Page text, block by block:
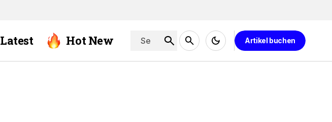
Latest Hot New Artikel buchen